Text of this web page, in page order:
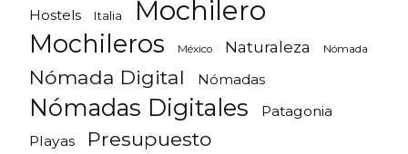
Hostels Italia Mochilero
Mochileros México Naturaleza Nómada
Nómada Digital Nómadas
Nómadas Digitales
Patagonia
Playas
Presupuesto